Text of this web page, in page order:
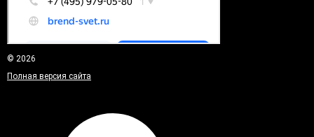
© 2026
Полная версия сайта